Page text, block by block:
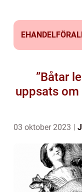
”Båtar
uppsats
03 oktober 2023